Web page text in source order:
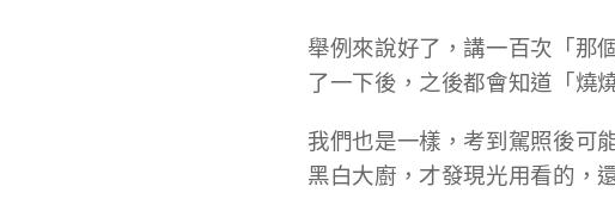
舉例來說好了，講一百次「那
了一下後，之後都會知道「燒
我們也是一樣，考到駕照後可
黑白大廚，才發現光用看的，